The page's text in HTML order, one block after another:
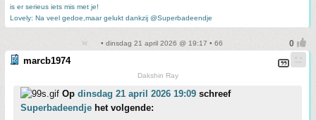
is er serieus iets mis met je!
Lovely: Na veel gedoe,maar gelukt dankzij @Superbadeendje
• dinsdag 21 april 2026 @ 19:17 • 66
marcb1974
Dakshin Ray
Op dinsdag 21 april 2026 19:09 schreef
Superbadeendje het volgende: